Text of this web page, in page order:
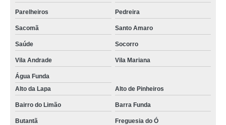
Parelheiros Pedreira
Sacomã Santo Amaro
Saúde Socorro
Vila Andrade Vila Mariana
Água Funda
Alto da Lapa
Alto de Pinheiros
Bairro do Limão Barra Funda
Butantã Freguesia do Ó